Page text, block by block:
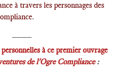
à travers les personnages des
.
à ce premier ouvrage
de l'Ogre Compliance: